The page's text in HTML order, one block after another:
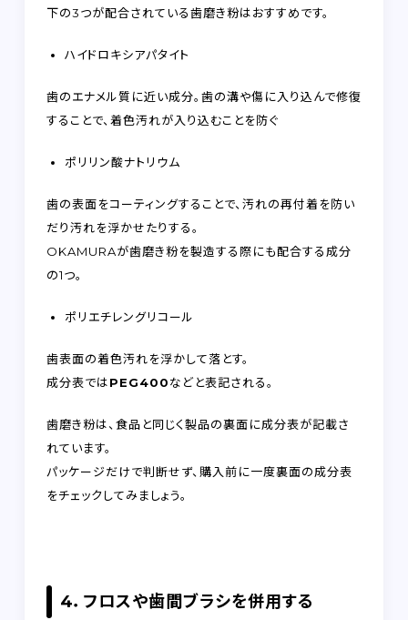
下の3つが配合されている歯磨き粉はおすすめです。
ハイドロキシアパタイト
歯のエナメル質に近い成分。歯の溝や傷に入り込んで修復
することで、着色汚れが入り込むことを防ぐ
ポリリン酸ナトリウム
歯の表面をコーティングすることで、汚れの再付着を防い
だり汚れを浮かせたりする。
OKAMURAが歯磨き粉を製造する際にも配合する成分
の1つ。
ポリエチレングリコール
歯表面の着色汚れを浮かして落とす。
成分表ではPEG400などと表記される。
歯磨き粉は、食品と同じく製品の裏面に成分表が記載さ
れています。
パッケージだけで判断せず、購入前に一度裏面の成分表
をチェックしてみましょう。
4．フロスや歯間ブラシを併用する